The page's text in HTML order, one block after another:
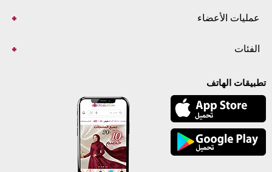
عمليات الأعضاء
الفئات
تطبيقات الهاتف